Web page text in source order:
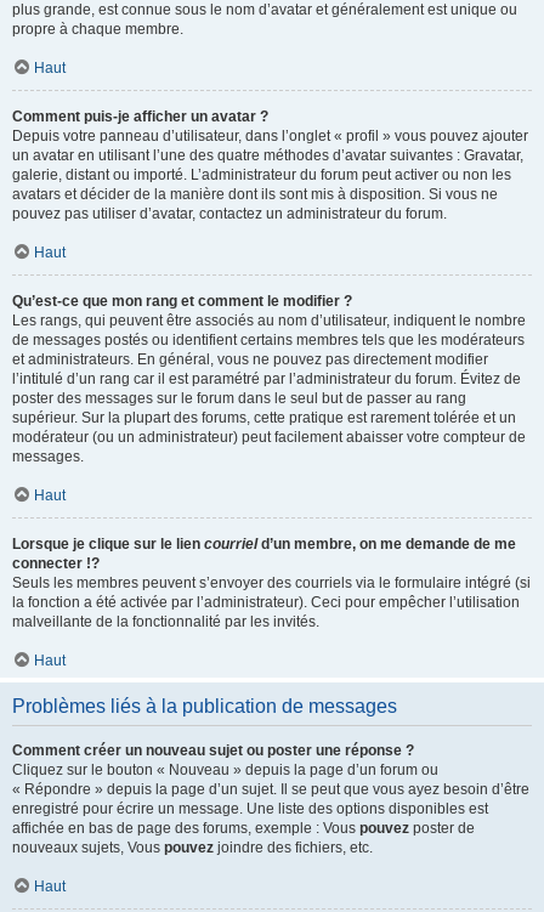
plus grande, est connue sous le nom d’avatar et généralement est unique ou
propre à chaque membre.
Haut
Comment puis-je afficher un avatar ?
Depuis votre panneau d’utilisateur, dans l’onglet « profil » vous pouvez ajouter
un avatar en utilisant l’une des quatre méthodes d’avatar suivantes : Gravatar,
galerie, distant ou importé. L’administrateur du forum peut activer ou non les
avatars et décider de la manière dont ils sont mis à disposition. Si vous ne
pouvez pas utiliser d’avatar, contactez un administrateur du forum.
Haut
Qu’est-ce que mon rang et comment le modifier ?
Les rangs, qui peuvent être associés au nom d’utilisateur, indiquent le nombre
de messages postés ou identifient certains membres tels que les modérateurs
et administrateurs. En général, vous ne pouvez pas directement modifier
l’intitulé d’un rang car il est paramétré par l’administrateur du forum. Évitez de
poster des messages sur le forum dans le seul but de passer au rang
supérieur. Sur la plupart des forums, cette pratique est rarement tolérée et un
modérateur (ou un administrateur) peut facilement abaisser votre compteur de
messages.
Haut
Lorsque je clique sur le lien courrield’un membre, on me demande de me
connecter !?
Seuls les membres peuvent s’envoyer des courriels via le formulaire intégré (si
la fonction a été activée par l’administrateur). Ceci pour empêcher l’utilisation
malveillante de la fonctionnalité par les invités.
Haut
Problèmes liés à la publication de messages
Comment créer un nouveau sujet ou poster une réponse ?
Cliquez sur le bouton « Nouveau » depuis la page d’un forum ou
« Répondre » depuis la page d’un sujet. Il se peut que vous ayez besoin d’être
enregistré pour écrire un message. Une liste des options disponibles est
affichée en bas de page des forums, exemple : Vous pouvez poster de
nouveaux sujets, Vous pouvez joindre des fichiers, etc.
Haut